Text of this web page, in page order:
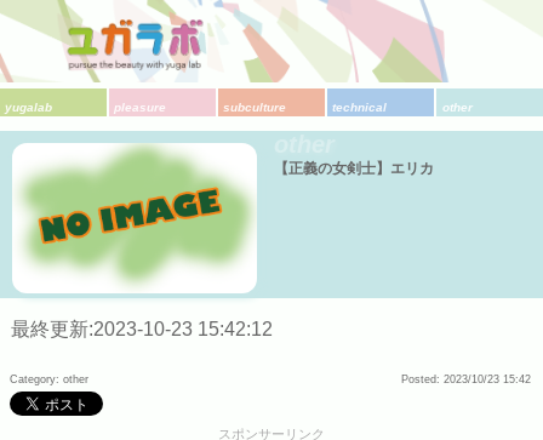
yugalab pleasure subculture technical other
【正義の女剣士】エリカ
最終更新:2023-10-23 15:42:12
Category: other Posted: 2023/10/23 15:42
スポンサーリンク